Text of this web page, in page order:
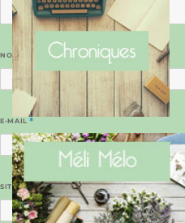
NOM
E-MAIL*
SITE WEB